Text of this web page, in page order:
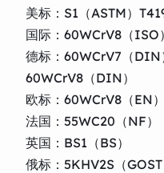
美标：S1（ASTM）
国际：60WCrV8（ISO）
德标：60WCrV7（DIN
60WCrV8（DIN）
欧标：60WCrV8（EN
法国：55WC20（NF）
英国：BS1（BS）
俄标：5KHV2S（GOST